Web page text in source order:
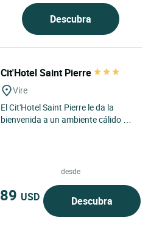
Descubra
Cit'Hotel Saint Pierre
Vire
El Cit'Hotel Saint Pierre le da la
bienvenida a un ambiente cálido y
desde
89 USD Descubra